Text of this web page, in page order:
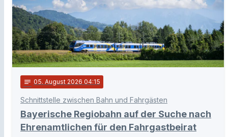
notes 05. August 2026 04:15
Schnittstelle zwischen Bahn und Fahrgästen
Bayerische Regiobahn auf der Suche nach
Ehrenamtlichen für den Fahrgastbeirat